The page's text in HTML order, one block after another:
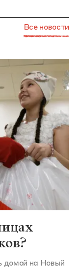
Все новости
домой на Новый